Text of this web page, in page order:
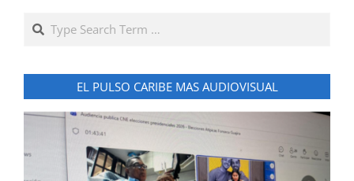
Search
EL PULSO CARIBE MAS AUDIOVISUAL